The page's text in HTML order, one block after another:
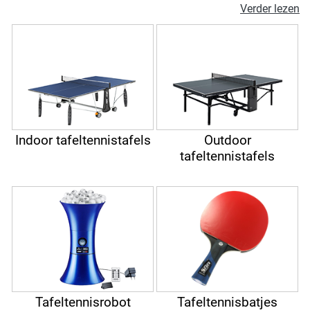
Verder lezen
Indoor tafeltennistafels
Outdoor
tafeltennistafels
Tafeltennisrobot Tafeltennisbatjes